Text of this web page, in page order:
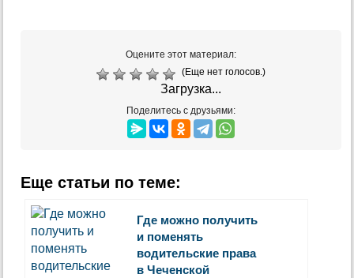
Оцените этот материал:
(Еще нет голосов.)
Загрузка...
Поделитесь с друзьями:
Еще статьи по теме:
Где можно получить
и поменять
водительские права
в Чеченской